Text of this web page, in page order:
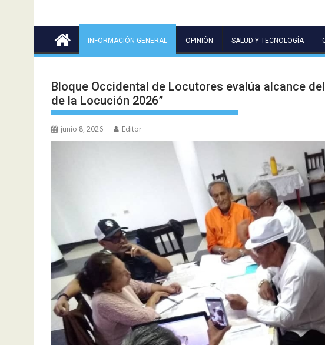
INFORMACIÓN GENERAL OPINIÓN SALUD Y TECNOLOGÍA
Bloque Occidental de Locutores evalúa alcance
de la Locución 2026”
junio 8, 2026 Editor